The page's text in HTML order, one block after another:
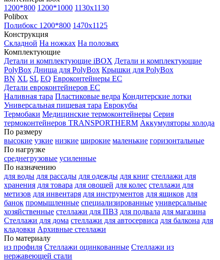
1200*800 1200*1000 1130x1130
Polibox
Полибокс 1200*800 1470х1125
Конструкция
Складной На ножках На полозьях
Комплектующие
Детали и комплектующие iBOX Детали и комплектующие
PolyBox Днища для PolyBox Крышки для PolyBox
BN XL SL EQ Евроконтейнеры EC
Детали евроконтейнеров EC
Наливная тара Пластиковые ведра Кондитерские лотки
Универсальная пищевая тара Еврокубы
Термобаки Медицинские термоконтейнеры Серия
термоконтейнеров TRANSPORTHERM Аккумуляторы холода
По размеру
высокие узкие низкие широкие маленькие горизонтальные
По нагрузке
среднегрузовые усиленные
По назначению
для воды для рассады для одежды для книг стеллажи для
хранения для товара для овощей для колес стеллажи для
метизов для инвентаря для инструментов для ящиков для
банок промышленные специализированные универсальные
хозяйственные стеллажи для ПВЗ для подвала для магазина
Стеллажи для дома стеллажи для автосервиса для балкона для
кладовки Архивные стеллажи
По материалу
из профиля Стеллажи оцинкованные Стеллажи из
нержавеющей стали